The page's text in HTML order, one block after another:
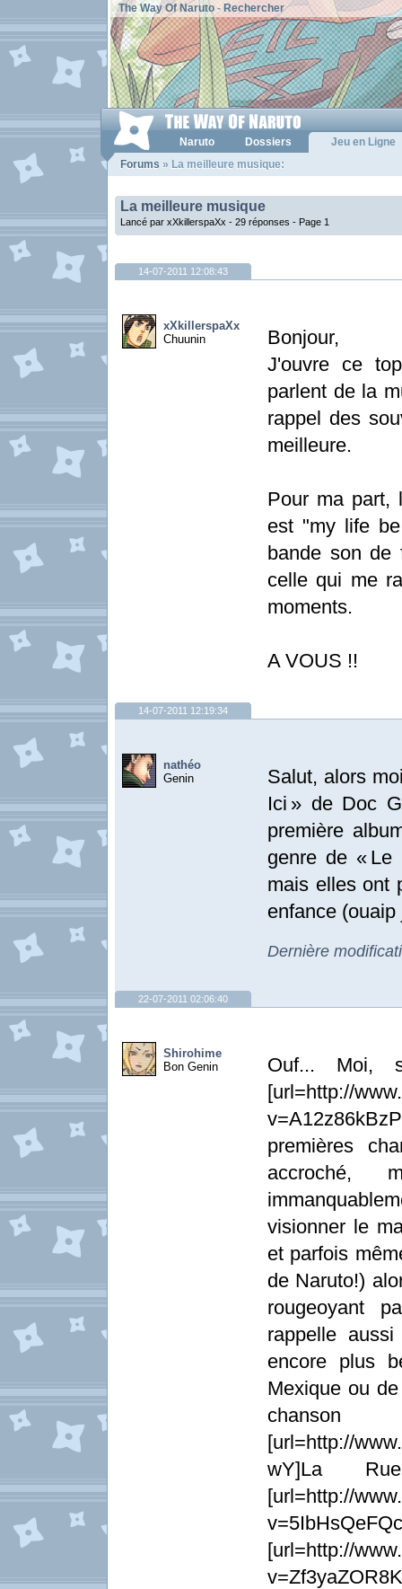
The Way Of Naruto- Rechercher
Naruto Dossiers
Jeu en Ligne
Forums » La meilleure musique:
La meilleure musique
Lancé par xXkillerspaXx - 29 réponses - Page 1
14-07-2011 12:08:43
xXkillerspaXx
Chuunin
Bonjour,
J'ouvre ce
parlent de la
rappel des
meilleure.
Pour ma part,
est "my life
bande son
celle qui me
moments.
A VOUS !!
14-07-2011 12:19:34
nathéo
Genin
Salut, alors
Ici » de Doc
première
genre de « Le
mais elles ont
enfance
Dernière
22-07-2011 02:06:40
Shirohime
Bon Genin
Ouf... Moi,
[url=http://
premières
accroché,
visionner le
et parfois
de Naruto!)
rougeoyant
rappelle
encore plus
Mexique ou
[url=http://
wY]La
[url=http://
[url=http://